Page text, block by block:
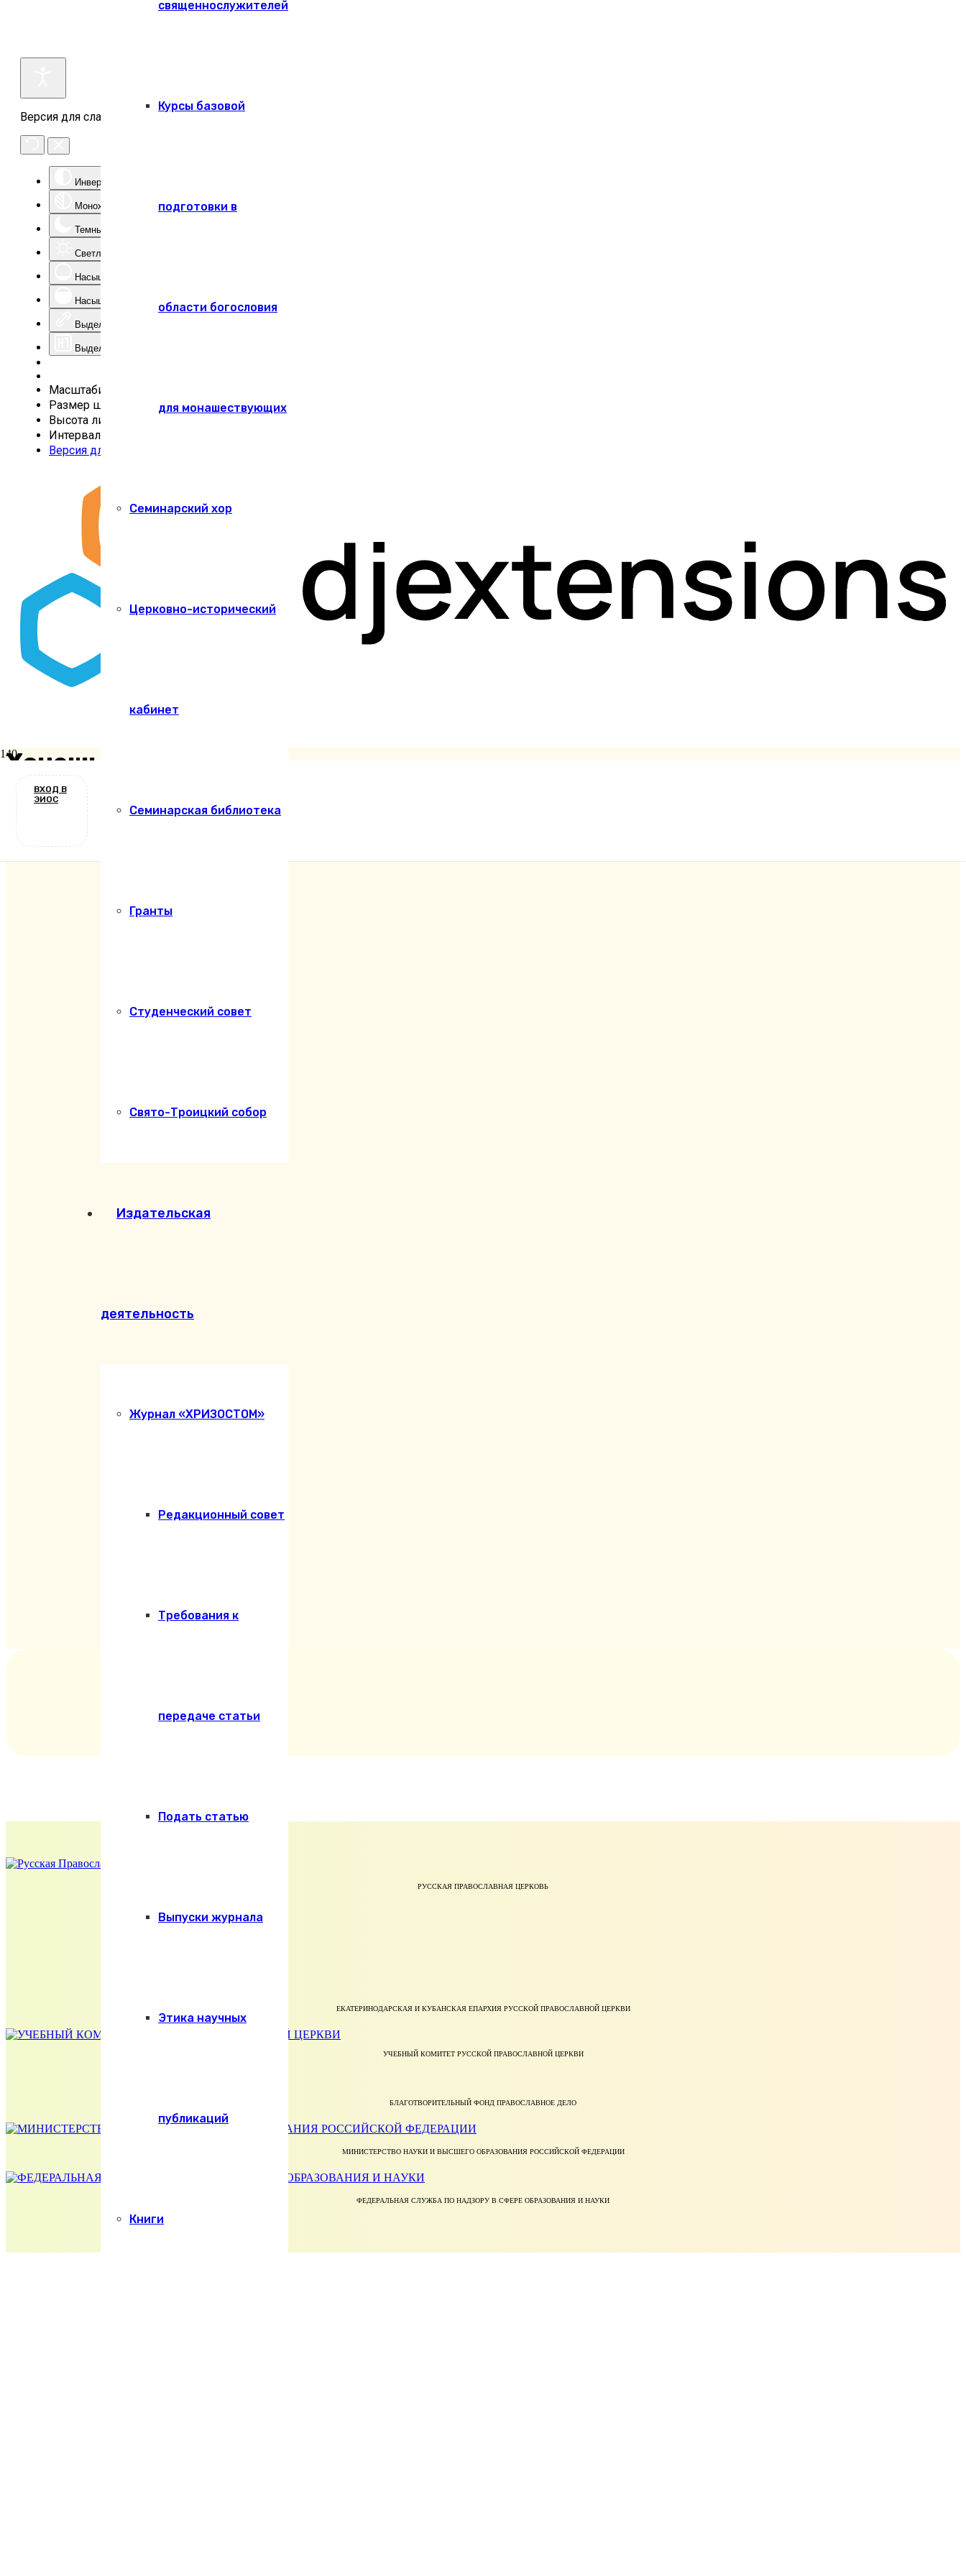
Версия для слабовидящих
Инверсия цвета
Монохром
Темный контраст
Светлый контраст
Насыщенность -
Насыщенность +
Выделить ссылки
Выделить заголовки
Масштабирование
Размер шрифта
%
Высота линии
Интервал
Версия для слабовидящих
ВХОД В
ЭИОС
священнослужителей
Курсы базовой
подготовки в
области богословия
для монашествующих
Семинарский хор
Церковно-исторический
кабинет
Семинарская библиотека
Гранты
Студенческий совет
Свято-Троицкий собор
Издательская
деятельность
Журнал «ХРИЗОСТОМ»
Редакционный совет
Требования к
передаче статьи
Подать статью
Выпуски журнала
Этика научных
публикаций
Книги
Хочешь поступить ?
Студенту
6 лет назад
РУССКАЯ ПРАВОСЛАВНАЯ ЦЕРКОВЬ
ЕКАТЕРИНОДАРСКАЯ И КУБАНСКАЯ ЕПАРХИЯ РУССКОЙ ПРАВОСЛАВНОЙ ЦЕРКВИ
УЧЕБНЫЙ КОМИТЕТ РУССКОЙ ПРАВОСЛАВНОЙ ЦЕРКВИ
БЛАГОТВОРИТЕЛЬНЫЙ ФОНД ПРАВОСЛАВНОЕ ДЕЛО
МИНИСТЕРСТВО НАУКИ И ВЫСШЕГО ОБРАЗОВАНИЯ РОССИЙСКОЙ ФЕДЕРАЦИИ
ФЕДЕРАЛЬНАЯ СЛУЖБА ПО НАДЗОРУ В СФЕРЕ ОБРАЗОВАНИЯ И НАУКИ